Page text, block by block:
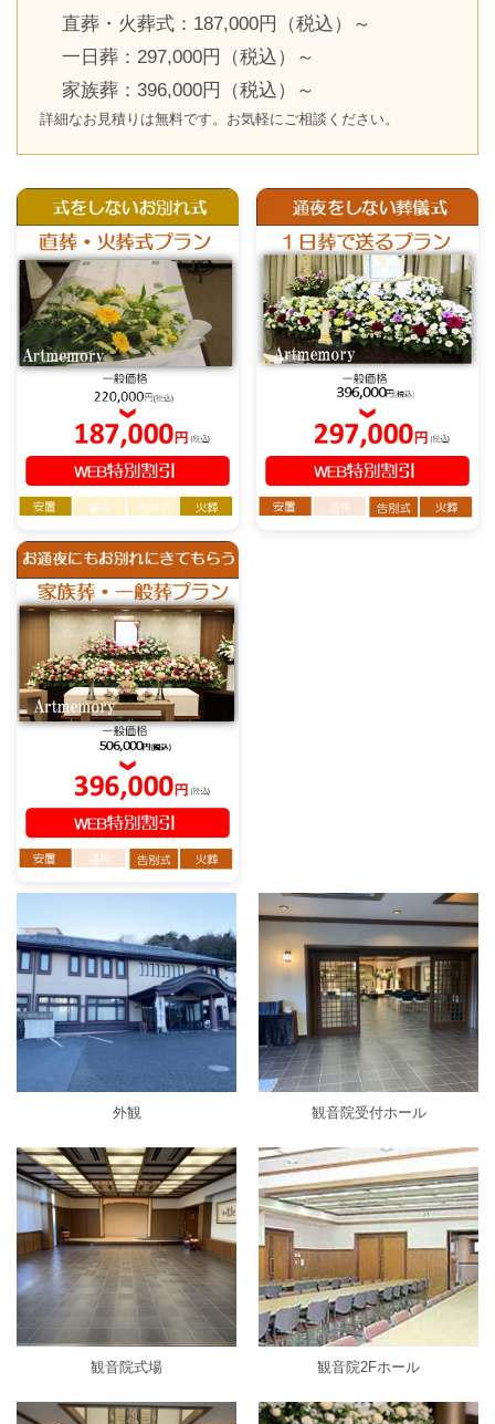
直葬・火葬式：187,000円（税込）～
一日葬：297,000円（税込）～
家族葬：396,000円（税込）～
詳細なお見積りは無料です。お気軽にご相談ください。
外観 観音院受付ホール
観音院式場 観音院2Fホール